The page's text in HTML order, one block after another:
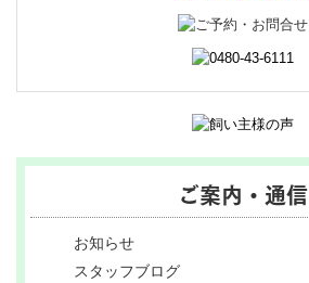
ご案内・通信
お知らせ
スタッフブログ